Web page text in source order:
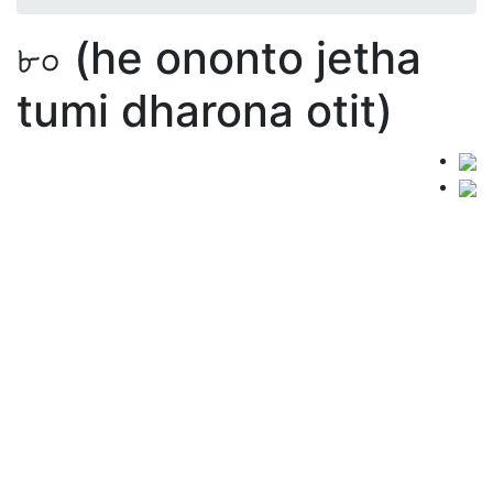
৮০ (he ononto jetha
tumi dharona otit)